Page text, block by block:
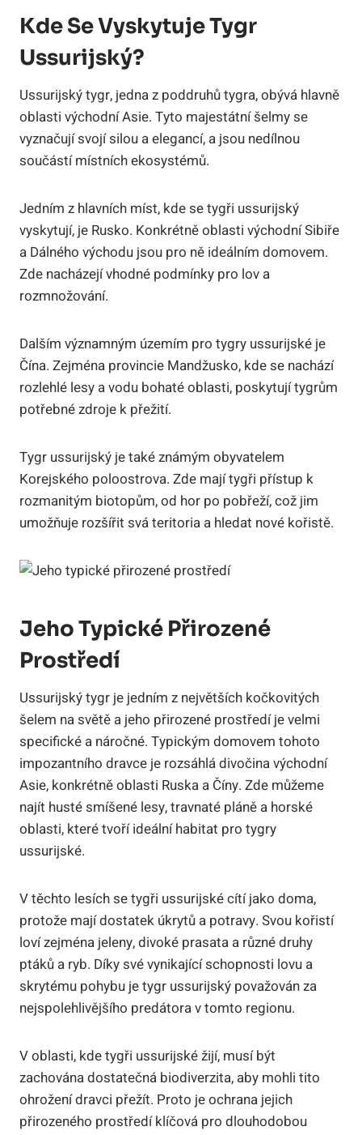
Kde Se Vyskytuje Tygr
Ussurijský?
Ussurijský tygr, jedna z poddruhů tygra, obývá hlavně
oblasti východní Asie. Tyto majestátní šelmy se
vyznačují svojí silou a elegancí, a jsou nedílnou
součástí místních ekosystémů.
Jedním z hlavních míst, kde se tygři ussurijský
vyskytují, je Rusko. Konkrétně oblasti východní Sibiře
a Dálného východu jsou pro ně ideálním domovem.
Zde nacházejí vhodné podmínky pro lov a
rozmnožování.
Dalším významným územím pro tygry ussurijské je
Čína. Zejména provincie Mandžusko, kde se nachází
rozlehlé lesy a vodu bohaté oblasti, poskytují tygrům
potřebné zdroje k přežití.
Tygr ussurijský je také známým obyvatelem
Korejského poloostrova. Zde mají tygři přístup k
rozmanitým biotopům, od hor po pobřeží, což jim
umožňuje rozšířit svá teritoria a hledat nové kořistě.
Jeho Typické Přirozené
Prostředí
Ussurijský tygr je jedním z největších kočkovitých
šelem na světě a jeho přirozené prostředí je velmi
specifické a náročné. Typickým domovem tohoto
impozantního dravce je rozsáhlá divočina východní
Asie, konkrétně oblasti Ruska a Číny. Zde můžeme
najít husté smíšené lesy, travnaté pláně a horské
oblasti, které tvoří ideální habitat pro tygry
ussurijské.
V těchto lesích se tygři ussurijské cítí jako doma,
protože mají dostatek úkrytů a potravy. Svou kořistí
loví zejména jeleny, divoké prasata a různé druhy
ptáků a ryb. Díky své vynikající schopnosti lovu a
skrytému pohybu je tygr ussurijský považován za
nejspolehlivějšího predátora v tomto regionu.
V oblasti, kde tygři ussurijské žijí, musí být
zachována dostatečná biodiverzita, aby mohli tito
ohrožení dravci přežít. Proto je ochrana jejich
přirozeného prostředí klíčová pro dlouhodobou